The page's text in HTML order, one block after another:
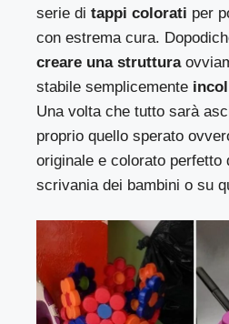
serie ditappi colorati per
con estrema cura.
creare una struttura
stabile semplicemente
Una volta che tutto sarà
proprio quello sperato
originale e colorato perfetto
scrivania dei bambini o su